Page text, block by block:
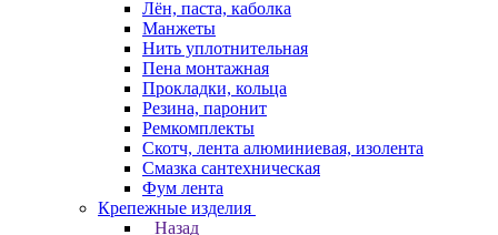
Лён, паста, каболка
Манжеты
Нить уплотнительная
Пена монтажная
Прокладки, кольца
Резина, паронит
Ремкомплекты
Скотч, лента алюминиевая, изолента
Смазка сантехническая
Фум лента
Крепежные изделия
Назад